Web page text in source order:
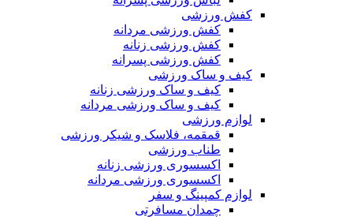
کفش ورزشی
کفش ورزشی مردانه
کفش ورزشی زنانه
کفش ورزشی پسرانه
کیف و ساک ورزشی
کیف و ساک ورزشی زنانه
کیف و ساک ورزشی مردانه
لوازم ورزشی
قمقمه، فلاسک و شیکر ورزشی
طناب ورزشی
اکسسوری ورزشی زنانه
اکسسوری ورزشی مردانه
لوازم کمپینگ و سفر
چمدان مسافرتی